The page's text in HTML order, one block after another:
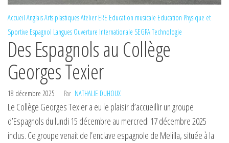
Accueil AnglaisArts plastiquesAtelier ERE Education musicale Education Physique et
Sportive Espagnol Langues Ouverture Internationale SEGPATechnologie
Des Espagnols au Collège
Georges Texier
18 décembre 2025 Par NATHALIE DUHOUX
Le Collège Georges Texier a eu le plaisir d’accueillir un groupe
d’Espagnols du lundi 15 décembre au mercredi 17 décembre 2025
inclus. Ce groupe venait de l’enclave espagnole de Melilla, située à la